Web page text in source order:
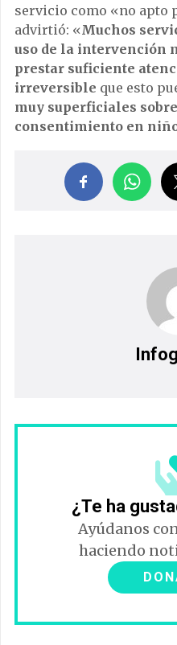
servicio como «no apto
advirtió: «Muchos
uso de la intervención
prestar suficiente
irreversible que esto
muy superficiales
consentimiento en
¿Te ha
Ayúdanos
haciendo